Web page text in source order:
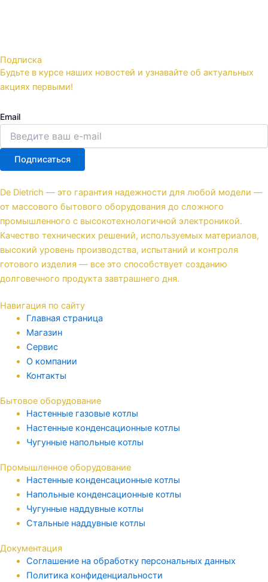
Подписка
Будьте в курсе наших новостей и узнавайте об актуальных
акциях первыми!
Email
Подписаться
De Dietrich — это гарантия надежности для любой модели —
от массового бытового оборудования до сложного
промышленного с высокотехнологичной электроникой.
Качество технических решений, используемых материалов,
высокий уровень производства, испытаний и контроля
готового изделия — все это способствует созданию
долговечного продукта завтрашнего дня.
Навигация по сайту
Главная страница
Магазин
Сервис
О компании
Контакты
Бытовое оборудование
Настенные газовые котлы
Настенные конденсационные котлы
Чугунные напольные котлы
Промышленное оборудование
Настенные конденсационные котлы
Напольные конденсационные котлы
Чугунные наддувные котлы
Стальные наддувные котлы
Документация
Соглашение на обработку персональных данных
Политика конфиденциальности